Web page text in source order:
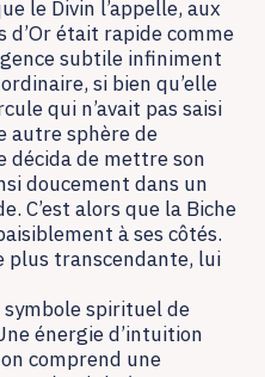
le Divin l’appelle, aux
d’Or était rapide comme
subtile infiniment
si bien qu’elle
qui n’avait pas saisi
autre sphère de
décida de mettre son
doucement dans un
C’est alors que la Biche
à ses côtés.
plus transcendante, lui
spirituel de
énergie d’intuition
comprend une